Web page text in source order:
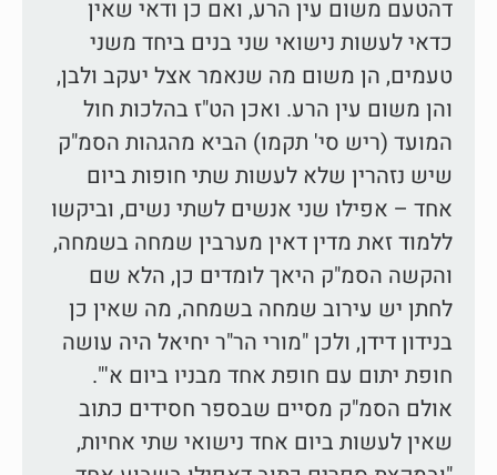
דהטעם משום עין הרע, ואם כן ודאי שאין
כדאי לעשות נישואי שני בנים ביחד משני
טעמים, הן משום מה שנאמר אצל יעקב ולבן,
והן משום עין הרע. ואכן הט"ז בהלכות חול
המועד (ריש סי' תקמו) הביא מהגהות הסמ"ק
שיש נזהרין שלא לעשות שתי חופות ביום
אחד – אפילו שני אנשים לשתי נשים, וביקשו
ללמוד זאת מדין דאין מערבין שמחה בשמחה,
והקשה הסמ"ק היאך לומדים כן, הלא שם
לחתן יש עירוב שמחה בשמחה, מה שאין כן
בנידון דידן, ולכן "מורי הר"ר יחיאל היה עושה
חופת יתום עם חופת אחד מבניו ביום א'".
אולם הסמ"ק מסיים שבספר חסידים כתוב
שאין לעשות ביום אחד נישואי שתי אחיות,